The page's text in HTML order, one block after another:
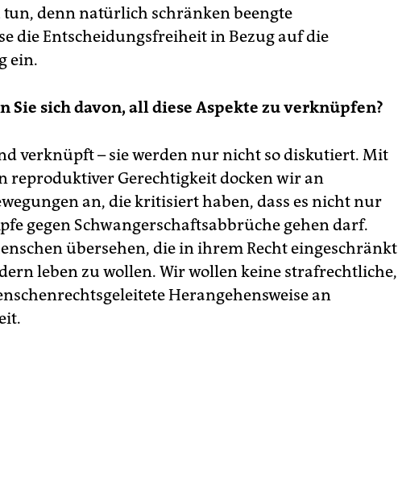
denn natürlich schränken beengte
die Entscheidungsfreiheit in Bezug auf die
ein.
Sie sich davon, all diese Aspekte zu verknüpfen?
verknüpft – sie werden nur nicht so diskutiert. Mit
reproduktiver Gerechtigkeit docken wir an
an, die kritisiert haben, dass es nicht nur
gegen Schwangerschaftsabbrüche gehen darf.
übersehen, die in ihrem Recht eingeschränkt
leben zu wollen. Wir wollen keine strafrechtliche,
Herangehensweise an